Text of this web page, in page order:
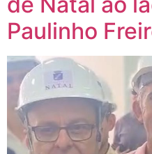
Paulinho